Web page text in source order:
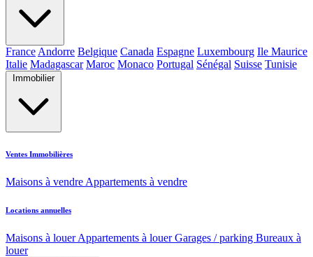
France Andorre Belgique Canada Espagne Luxembourg Ile Maurice
Italie Madagascar Maroc Monaco Portugal Sénégal Suisse Tunisie
Immobilier
Ventes Immobilières
Maisons à vendre Appartements à vendre
Locations annuelles
Maisons à louerAppartements à louerGarages / parking Bureaux à
louer